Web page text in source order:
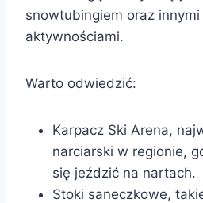
snowtubingiem oraz
aktywnościami.
Warto odwiedzić:
Karpacz Ski Arena,
narciarski w regionie,
się jeździć na nartach.
Stoki saneczkowe,